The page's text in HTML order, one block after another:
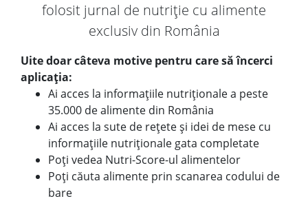
folosit jurnal de nutriție cu alimente
exclusiv din România
Uite doar câteva motive pentru care să încerci
aplicația:
Ai acces la informațiile nutriționale a peste
35.000 de alimente din România
Ai acces la sute de rețete și idei de mese cu
informațiile nutriționale gata completate
Poți vedea Nutri-Score-ul alimentelor
Poți căuta alimente prin scanarea codului de
bare